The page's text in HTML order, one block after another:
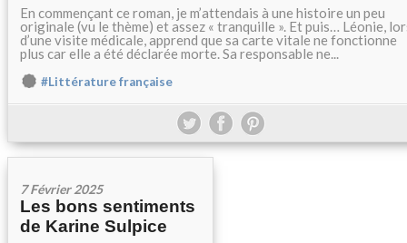
En commençant ce roman, je m’attendais à une histoire un peu
originale (vu le thème) et assez « tranquille ». Et puis… Léonie,
d’une visite médicale, apprend que sa carte vitale ne fonctionne
plus car elle a été déclarée morte. Sa responsable ne...
#Littérature française
7 Février 2025
Les bons sentiments
de Karine Sulpice